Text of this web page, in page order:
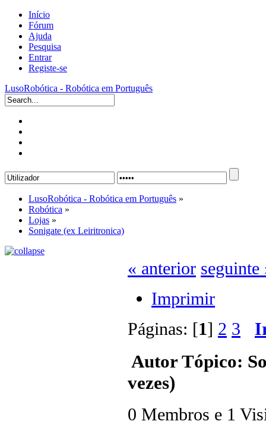
Início
Fórum
Ajuda
Pesquisa
Entrar
Registe-se
LusoRobótica - Robótica em Português
LusoRobótica - Robótica em Português »
Robótica »
Lojas »
Sonigate (ex Leiritronica)
« anterior seguinte
Imprimir
Páginas: [1] 2 3
AutorTópico:
vezes)
0 Membros e 1